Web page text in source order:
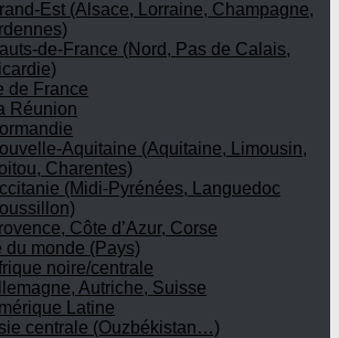
Est (Alsace, Lorraine, Champagne,
de-France (Nord, Pas de Calais,
de France
Réunion
Aquitaine (Aquitaine, Limousin,
Charentes)
(Midi-Pyrénées, Languedoc
Côte d’Azur, Corse
du monde (Pays)
noire/centrale
Autriche, Suisse
Latine
centrale (Ouzbékistan…)